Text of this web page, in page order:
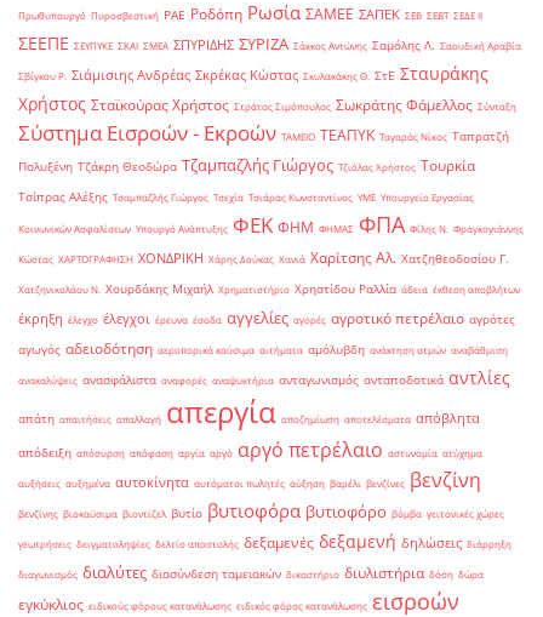
Πρωθυπουργό Πυροσβεστική ΡΑΕ Ροδόπη Ρωσία ΣΑΜΕΕ ΣΑΠΕΚ ΣΕΒ ΣΕΒΤ ΣΕΔΕ ΙΙ
ΣΕΕΠΕ ΣΕΥΠΥΚΕ ΣΚΑΙ ΣΜΕΑ ΣΠΥΡΙΔΗΣ ΣΥΡΙΖΑ Σάκκος Αντώνης Σαμόλης Λ. Σαουδική Αραβία
Σβίγκου Ρ. Σιάμισιης Ανδρέας Σκρέκας Κώστας Σκυλακάκης Θ. ΣτΕ Σταυράκης
Χρήστος Σταϊκούρας Χρήστος Στράτος Σιμόπουλος Σωκράτης Φάμελλος Σύνταξη
Σύστημα Εισροών - Εκροών ΤΑΜΕΙΟ ΤΕΑΠΥΚ Ταγαράς Νίκος Ταπρατζή
Πολυξένη Τζάκρη Θεοδώρα Τζαμπαζλής Γιώργος Τζιόλας Χρήστος Τουρκία
Τσίπρας Αλέξης Τσαμπαζλής Γιώργος Τσεχία Τσιάρας Κωνσταντίνος ΥΜΕ Υπουργείο Εργασίας
Κοινωνικών Ασφαλίσεων Υπουργό Ανάπτυξης ΦΕΚ ΦΗΜ ΦΗΜΑΣ ΦΠΑ Φίλης Ν. Φραγκογιάννης
Κώστας ΧΑΡΤΟΓΡΑΦΗΣΗ ΧΟΝΔΡΙΚΗ Χάρης Δούκας Χανιά Χαρίτσης Αλ. Χατζηθεοδοσίου Γ.
Χατζηνικολάου Ν. Χουρδάκης Μιχαήλ Χρηματιστήριο Χρηστίδου Ραλλία άδεια έκθεση αποβλήτων
έκρηξη έλεγχο έλεγχοι έρευνα έσοδα αγγελίες αγορές αγροτικό πετρέλαιο αγρότες
αγωγός αδειοδότηση αεροπορικά καύσιμα αιτήματα αμόλυβδη ανάκτηση ατμών αναβάθμιση
ανακαλύψεις ανασφάλιστα αναφορές αναψυκτήρια ανταγωνισμός ανταποδοτικά αντλίες
απάτη απαιτήσεις απαλλαγή απεργία αποζημίωση αποτελέσματα απόβλητα
απόδειξη απόσυρση απόφαση αργία αργό αργό πετρέλαιο αστυνομία ατύχημα
αυξήσεις αυξημένα αυτοκίνητα αυτόματοι πωλητές αύξηση βαρέλι βενζίνες βενζίνη
βενζίνης βιοκαύσιμα βιοντίζελ βυτίο βυτιοφόρα βυτιοφόρο βόμβα γειτονικές χώρες
γεωτρήσεις δειγματοληψίες δελτίο αποστολής δεξαμενές δεξαμενή δηλώσεις διάρρηξη
διαγωνισμός διαλύτες διασύνδεση ταμειακών δικαστήριο διυλιστήρια δόση δώρα
εγκύκλιος ειδικούς φόρους κατανάλωσης ειδικός φόρος κατανάλωσης εισροών